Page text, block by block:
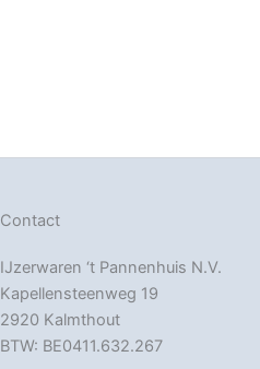
Contact
IJzerwaren ‘t Pannenhuis N.V.
Kapellensteenweg 19
2920 Kalmthout
BTW: BE0411.632.267